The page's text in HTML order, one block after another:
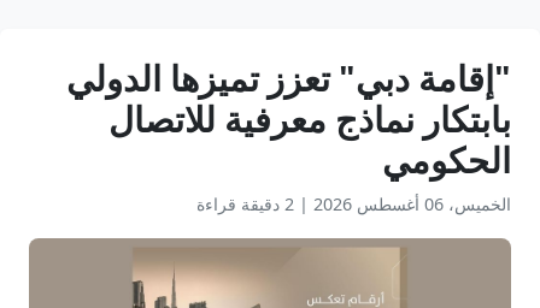
"إقامة دبي" تعزز تميزها الدولي
بابتكار نماذج معرفية للاتصال
الحكومي
الخميس، 06 أغسطس 2026 | 2 دقيقة قراءة